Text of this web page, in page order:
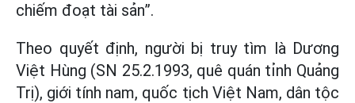
chiếm đoạt tài sản”.
Theo quyết định, người bị truy tìm là Dương
Việt Hùng (SN 25.2.1993, quê quán tỉnh Quảng
Trị), giới tính nam, quốc tịch Việt Nam, dân tộc